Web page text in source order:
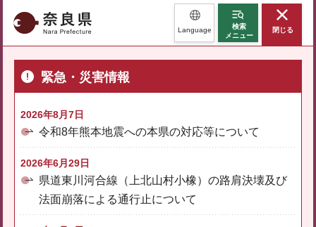
奈良県 Language
検索
メニュー
閉じる
緊急・災害情報
2026年8月7日
令和8年熊本地震への本県の対応等について
2026年6月29日
県道東川河合線（上北山村小橡）の路肩決壊及び
法面崩落による通行止について